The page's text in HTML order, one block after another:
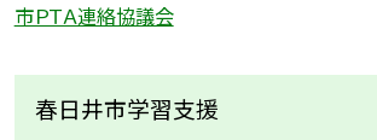
市ＰＴＡ連絡協議会
春日井市学習支援